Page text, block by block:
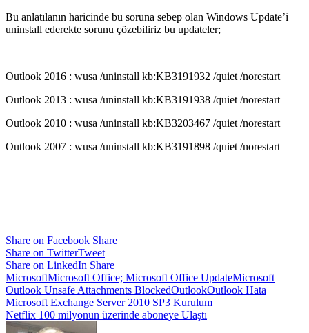
Bu anlatılanın haricinde bu soruna sebep olan Windows Update’i
uninstall ederekte sorunu çözebiliriz bu updateler;
Outlook 2016 : wusa /uninstall kb:KB3191932 /quiet /norestart
Outlook 2013 : wusa /uninstall kb:KB3191938 /quiet /norestart
Outlook 2010 : wusa /uninstall kb:KB3203467 /quiet /norestart
Outlook 2007 : wusa /uninstall kb:KB3191898 /quiet /norestart
Share on Facebook Share
Share on TwitterTweet
Share on LinkedIn Share
MicrosoftMicrosoft Office; Microsoft Office UpdateMicrosoft
Outlook Unsafe Attachments BlockedOutlookOutlook Hata
Yazı
gezinmesi
Microsoft Exchange Server 2010 SP3 Kurulum
Netflix 100 milyonun üzerinde aboneye Ulaştı